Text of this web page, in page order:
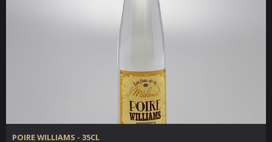
POIRE WILLIAMS - 35CL